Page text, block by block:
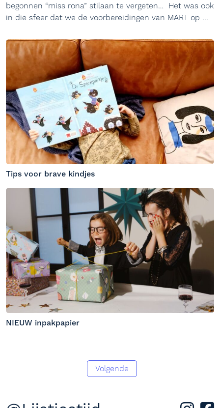
begonnen “miss rona” stilaan te vergeten… Het was ook
in die sfeer dat we de voorbereidingen van MART op ...
Tips voor brave kindjes
NIEUW inpakpapier
Volgende